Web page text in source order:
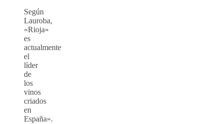
Según
Lauroba,
«Rioja»
es
actualmente
el
líder
de
los
vinos
criados
en
España».